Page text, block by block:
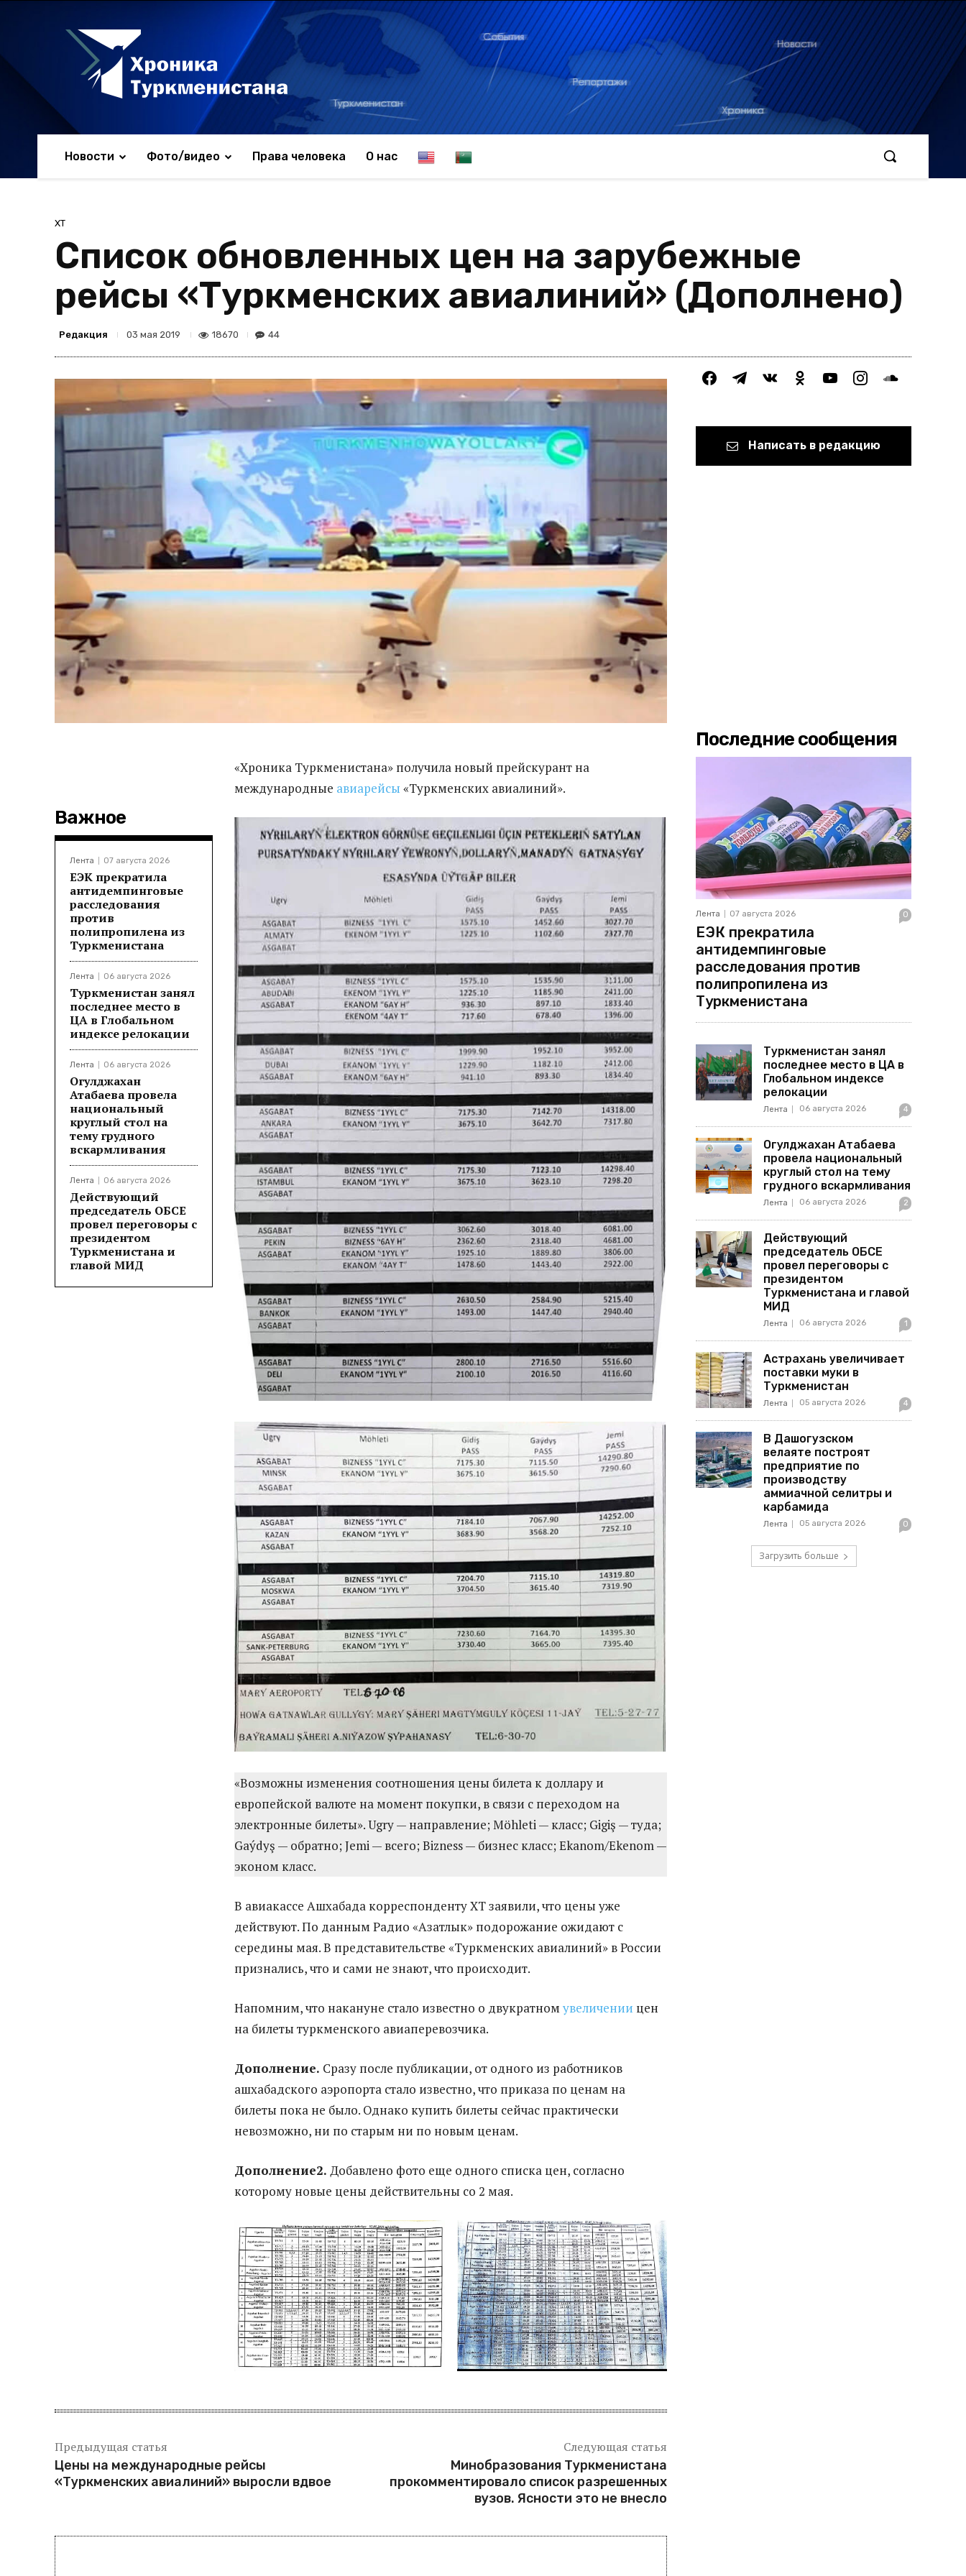
Новости Фото/видео Права человека О нас E
l
T
k
c
ХТ
Список обновленных цен на зарубежные
рейсы «Туркменских авиалиний» (Дополнено)
Редакция 03 мая 2019 18670 44
Важное
Лента 07 августа 2026
ЕЭК прекратила
антидемпинговые
расследования
против
полипропилена из
Туркменистана
Лента 06 августа 2026
Туркменистан занял
последнее место в
ЦА в Глобальном
индексе релокации
Лента 06 августа 2026
Огулджахан
Атабаева провела
национальный
круглый стол на
тему грудного
вскармливания
Лента 06 августа 2026
Действующий
председатель ОБСЕ
провел переговоры с
президентом
Туркменистана и
главой МИД
«Хроника Туркменистана» получила новый прейскурант на
международные авиарейсы «Туркменских авиалиний».
«Возможны изменения соотношения цены билета к доллару и
европейской валюте на момент покупки, в связи с переходом на
электронные билеты». Ugry — направление; Möhleti — класс; Gigiş — туда;
Gaýdyş — обратно; Jemi — всего; Bizness — бизнес класс; Ekanom/Ekenom —
эконом класс.
В авиакассе Ашхабада корреспонденту ХТ заявили, что цены уже
действуют. По данным Радио «Азатлык» подорожание ожидают с
середины мая. В представительстве «Туркменских авиалиний» в России
признались, что и сами не знают, что происходит.
Напомним, что накануне стало известно о двукратномувеличении цен
на билеты туркменского авиаперевозчика.
Дополнение. Сразу после публикации, от одного из работников
ашхабадского аэропорта стало известно, что приказа по ценам на
билеты пока не было. Однако купить билеты сейчас практически
невозможно, ни по старым ни по новым ценам.
Дополнение2. Добавлено фото еще одного списка цен, согласно
которому новые цены действительны со 2 мая.
Предыдущая статья
Цены на международные рейсы
«Туркменских авиалиний» выросли вдвое
Следующая статья
Минобразования Туркменистана
прокомментировало список разрешенных
вузов. Ясности это не внесло
facebooktelegramvkontakteodnoklassniki
youtubeinstagramsoundcloud
Написать в редакцию
Последние сообщения
Лента 07 августа 2026 0
ЕЭК прекратила
антидемпинговые
расследования против
полипропилена из
Туркменистана
Туркменистан занял
последнее место в ЦА в
Глобальном индексе
релокации
Лента 06 августа 2026 4
Огулджахан Атабаева
провела национальный
круглый стол на тему
грудного вскармливания
Лента 06 августа 2026 2
Действующий
председатель ОБСЕ
провел переговоры с
президентом
Туркменистана и главой
МИД
Лента 06 августа 2026 1
Астрахань увеличивает
поставки муки в
Туркменистан
Лента 05 августа 2026 4
В Дашогузском
велаяте построят
предприятие по
производству
аммиачной селитры и
карбамида
Лента 05 августа 2026 0
Загрузить больше